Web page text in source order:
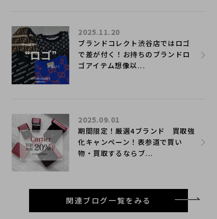
ブランドコレクト渋谷店ではロゴ
で差が付く！お持ちのブランドロ
ゴアイテム想像以...
2025.11.20
期間限定！厳選4ブランド 買取強
化キャンペーン！表参道で買い
物・買取するならブ...
2025.09.01
関連ブログ一覧をみる